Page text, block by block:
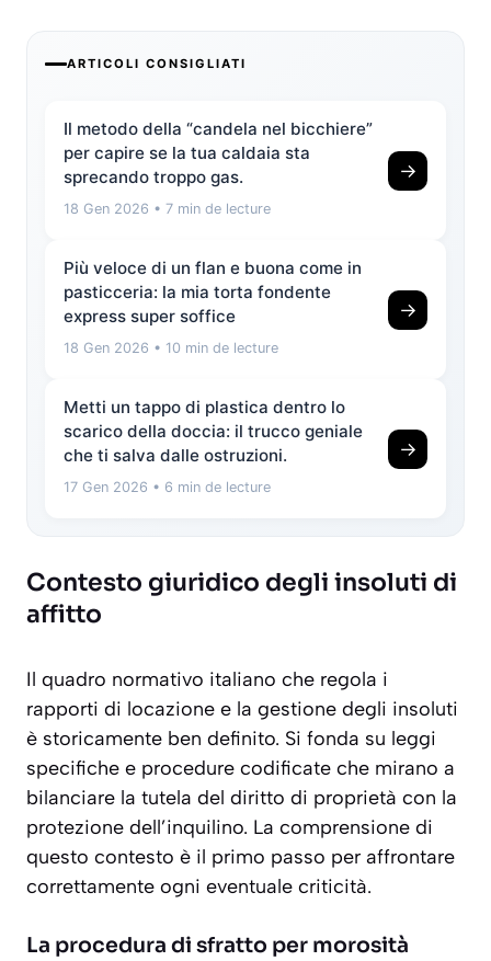
ARTICOLI CONSIGLIATI
Il metodo della “candela nel bicchiere”
per capire se la tua caldaia sta
sprecando troppo gas.
18 Gen 2026 • 7 min de lecture
→
Più veloce di un flan e buona come in
pasticceria: la mia torta fondente
express super soffice
18 Gen 2026 • 10 min de lecture
→
Metti un tappo di plastica dentro lo
scarico della doccia: il trucco geniale
che ti salva dalle ostruzioni.
17 Gen 2026 • 6 min de lecture
→
Contesto giuridico degli insoluti di
affitto
Il quadro normativo italiano che regola i
rapporti di locazione e la gestione degli insoluti
è storicamente ben definito. Si fonda su leggi
specifiche e procedure codificate che mirano a
bilanciare la tutela del diritto di proprietà con la
protezione dell’inquilino. La comprensione di
questo contesto è il primo passo per affrontare
correttamente ogni eventuale criticità.
La procedura di sfratto per morosità